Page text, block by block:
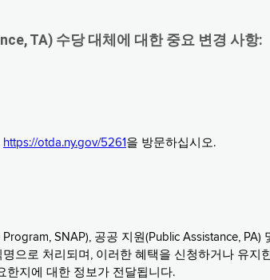
TA) 수당 대체에 대한 중요 변경 사항:
https://otda.ny.gov/5261 을 방문하십시오.
SNAP), 공공 지원(Public Assistance, PA)
으로 처리되며, 이러한 혜택을 신청하거나 유
한지에 대한 정보가 전달됩니다.